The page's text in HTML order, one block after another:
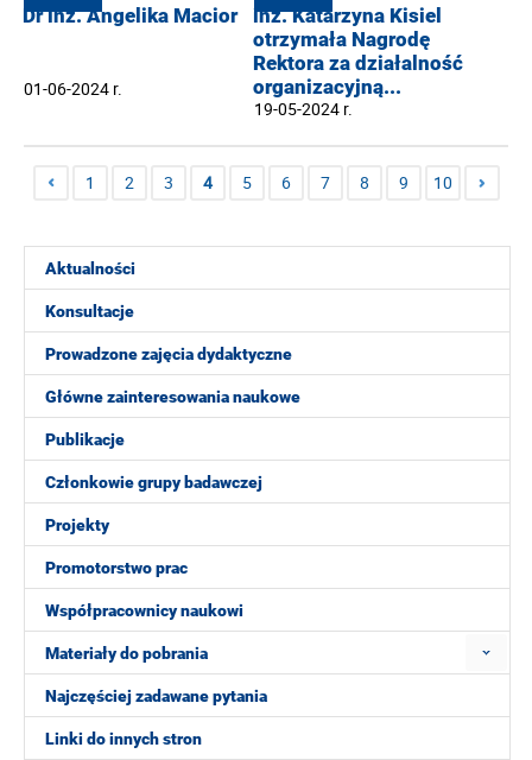
Aktualności
Konsultacje
Prowadzone zajęcia dydaktyczne
Główne zainteresowania naukowe
Publikacje
Członkowie grupy badawczej
Projekty
Promotorstwo prac
Współpracownicy naukowi
Materiały do pobrania
Najczęściej zadawane pytania
Linki do innych stron
Dr inż. Angelika Macior
01-06-2024 r.
inż. Katarzyna Kisiel
otrzymała Nagrodę
Rektora za działalność
organizacyjną...
19-05-2024 r.
1 2 3 4 5 6 7 8 9 10